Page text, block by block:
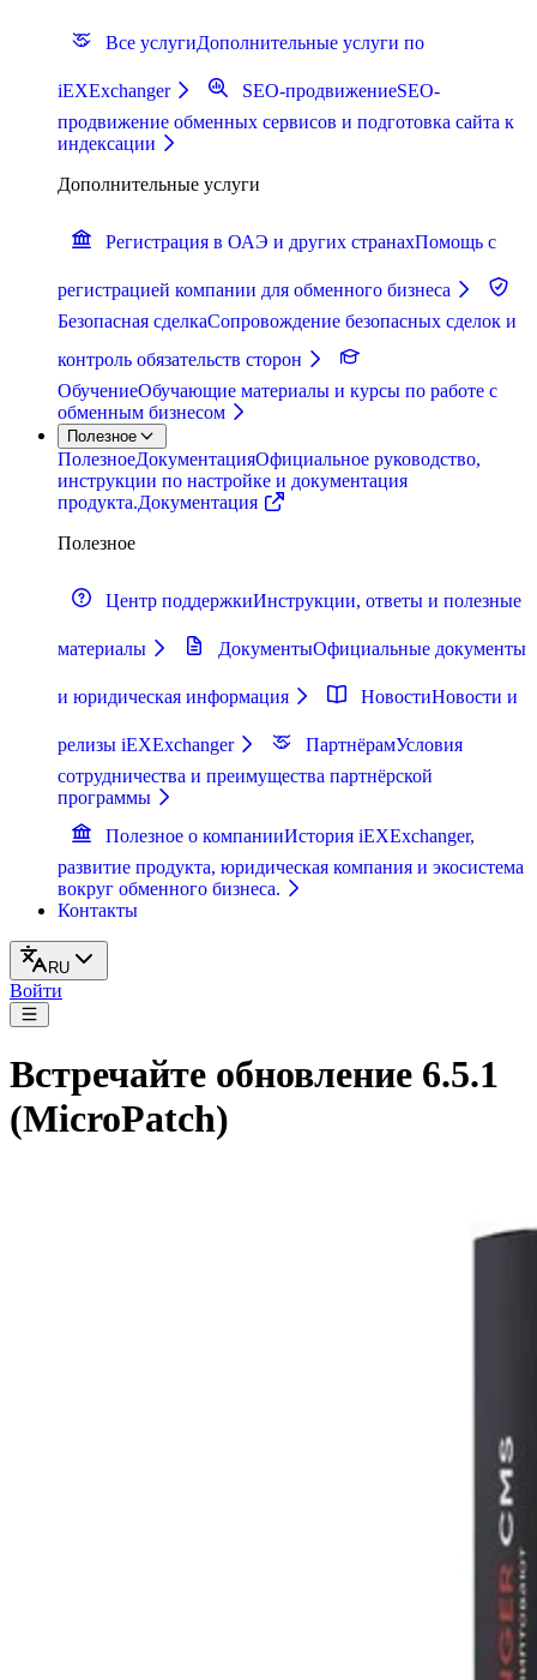
Все услугиДополнительные услуги по
iEXExchanger SEO-продвижениеSEO-
продвижение обменных сервисов и подготовка сайта к
индексации
Дополнительные услуги
Регистрация в ОАЭ и других странахПомощь с
регистрацией компании для обменного бизнеса
Безопасная сделкаСопровождение безопасных сделок и
контроль обязательств сторон
ОбучениеОбучающие материалы и курсы по работе с
обменным бизнесом
Полезное
ПолезноеДокументацияОфициальное руководство,
инструкции по настройке и документация
продукта.Документация
Полезное
Центр поддержкиИнструкции, ответы и полезные
материалы ДокументыОфициальные документы
и юридическая информация НовостиНовости и
релизы iEXExchanger ПартнёрамУсловия
сотрудничества и преимущества партнёрской
программы
Полезное о компанииИстория iEXExchanger,
развитие продукта, юридическая компания и экосистема
вокруг обменного бизнеса.
Контакты
RU
Войти
Встречайте обновление 6.5.1
(MicroPatch)